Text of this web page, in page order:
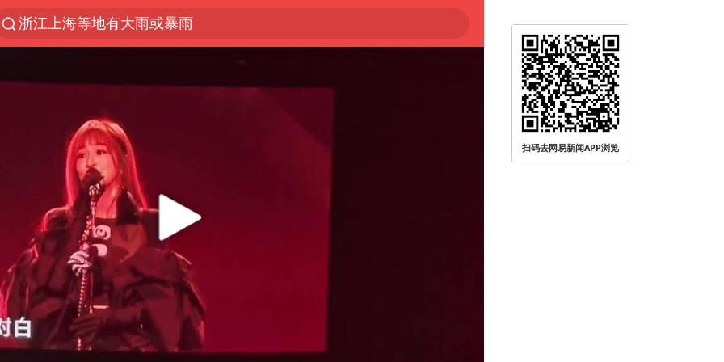
浙江上海等地有大雨或暴雨
新疆优化调整景区内自驾服务费
微信又有新功能，你可以“撤回”你的撤回了！
梁家辉：到内地拍戏不是北上是回归
“新疆的交警怎么个个像我妈”
情侣平潭拍日出坠崖1死1伤
西湖突现狂风暴雨 游客瞬间被浇透
香港正式允许“拒绝抢救”
白海豚将正面袭击贯穿浙江
《欢迎来龙餐馆》口碑
扫码去网易新闻APP浏览